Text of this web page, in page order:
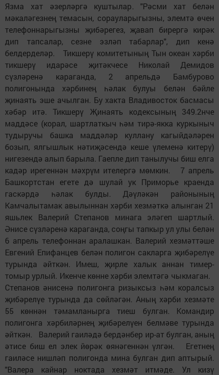
Язма хат әзерләргә куштылар. "Рәсми хат белән
мәкаләгезнең темасын, сорауларыгызны, элемтә өчен
телефоннарыгызны җибәрегез, җавап бирергә кирәк
дип тапсалар, сезне эзләп табарлар", дип кенә
белдерделәр. Тикшерү комитетының Тын океан хәрби
тикшерү идарәсе җитәкчесе Николай Демидов
сүзләренә караганда, 2 апрельдә Бамбурово
полигонында хәрбинең һәлак булуы белән бәйле
җинаять эше ачылган. Бу хакта Владивосток басмасы
хәбәр итә. Тикшерү Җинаять кодексының 349.2нче
маддәсе (корал, шартлаткыч һәм тирә-якка куркыныч
тудыручы башка маддәләр куллану кагыйдәләрен
бозып, ялгышлык нәтиҗәсендә кеше үлеменә китерү)
нигезендә алып барыла. Гаепле дип танылучы биш елга
кадәр ирегеннән мәхрүм ителергә мөмкин. 7 апрель
Башкортстан егете дә шулай ук Приморье краенда
гаскәрдә һәлак булды. Дәүләкән районының
Камчалытамак авылыннан хәрби хезмәткә алынган 21
яшьлек Валерий Степанов минага эләгеп шартлый.
Әнисе сүзләренә караганда, соңгы тапкыр ул улы белән
6 апрель телефоннан аралашкан. Валерий хезмәттәше
Евгений Епифанцев белән полигон сакларга җибәрелүе
турында әйткән. Имеш, җирле халык аннан тимер-
томыр урлый. Икенче көнне хәрби элемтәгә чыкмаган.
Степанов әнисенә полигонга ризыксыз һәм коралсыз
җибәрелүе турында да сөйләгән. Аның хәрби хезмәте
55 көннән тәмамланырга тиеш булган. Командир
полигонга хәрбиләрнең җибәрелүен белмәве турында
әйткән. Валерий гаиләдә бердәнбер ир-ат булган, аның
әтисе биш ел элек йөрәк өянәгеннән үлгән. Егетнең
гаиләсе нишләп полигонда мина булган дип аптырый.
"Валера кайнар ноктада хезмәт итмәде. Ул кизү